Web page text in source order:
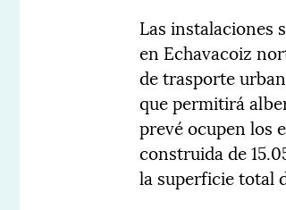
Las instalaciones
en Echavacoiz
de trasporte
que permitirá
prevé ocupen los
construida de
la superficie total